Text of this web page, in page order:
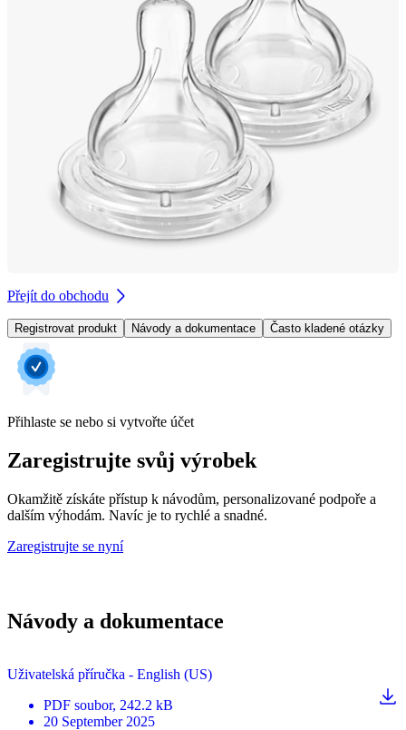
Přejít do obchodu
Registrovat produkt Návody a dokumentace Často kladené otázky
Přihlaste se nebo si vytvořte účet
Zaregistrujte svůj výrobek
Okamžitě získáte přístup k návodům, personalizované podpoře a
dalším výhodám. Navíc je to rychlé a snadné.
Zaregistrujte se nyní
Návody a dokumentace
Uživatelská příručka - English (US)
PDF soubor, 242.2 kB
20 September 2025